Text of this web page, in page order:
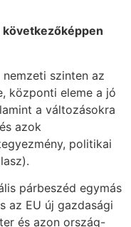
szinten az
központi eleme a jó
a változásokra
azok
politikai
párbeszéd egymás
az EU új gazdasági
és azon ország-